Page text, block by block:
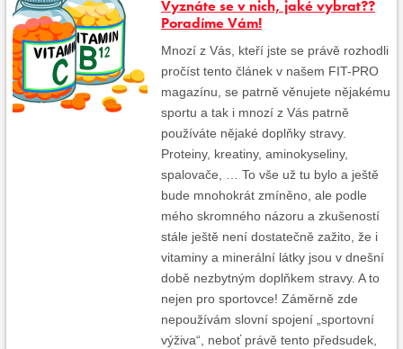
Vyznáte se v nich, jaké vybrat??
Poradíme Vám!
Mnozí z Vás, kteří jste se právě rozhodli
pročíst tento článek v našem FIT-PRO
magazínu, se patrně věnujete nějakému
sportu a tak i mnozí z Vás patrně
používáte nějaké doplňky stravy.
Proteiny, kreatiny, aminokyseliny,
spalovače, … To vše už tu bylo a ještě
bude mnohokrát zmíněno, ale podle
mého skromného názoru a zkušeností
stále ještě není dostatečně zažito, že i
vitaminy a minerální látky jsou v dnešní
době nezbytným doplňkem stravy. A to
nejen pro sportovce! Záměrně zde
nepoužívám slovní spojení „sportovní
výživa“, neboť právě tento předsudek,